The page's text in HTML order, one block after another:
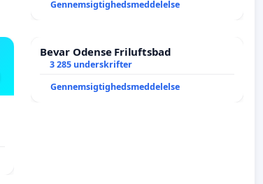
Gennemsigtighedsmeddelelse
Bevar Odense Friluftsbad
3 285 underskrifter
Gennemsigtighedsmeddelelse